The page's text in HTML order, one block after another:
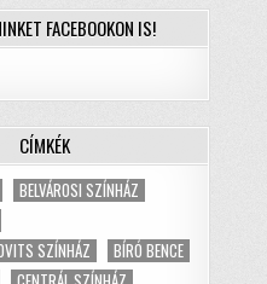
FACEBOOKON IS!
CÍMKÉK
BELVÁROSI SZÍNHÁZ
SZÍNHÁZ
BÍRÓ BENCE